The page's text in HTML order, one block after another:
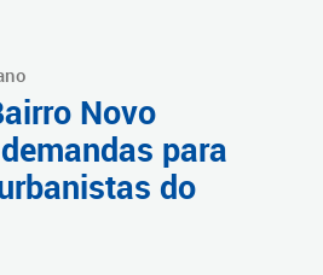
Novo
para
do